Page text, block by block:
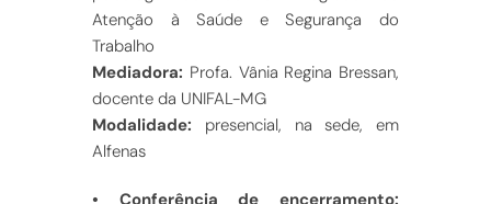
Atenção à Saúde e Segurança do
Trabalho
Mediadora: Profa. Vânia Regina Bressan,
docente da UNIFAL-MG
Modalidade: presencial, na sede, em
Alfenas
• Conferência de encerramento: